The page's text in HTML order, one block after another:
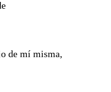
de mí misma,